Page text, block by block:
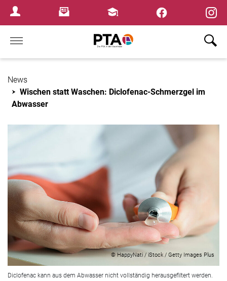
Login MenuNewsletterFortbildungen
Home
News
Wischen statt Waschen: Diclofenac-Schmerzgel im
Abwasser
© HappyNati / iStock / Getty Images Plus
Diclofenac kann aus dem Abwasser nicht vollständig herausgefiltert werden.
×